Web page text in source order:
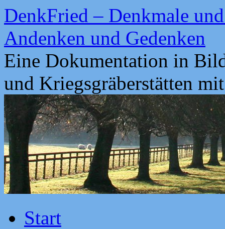
Zum
Inhalt
springen
DenkFried – Denkmale
Andenken und Gedenken
Eine Dokumentation in
und Kriegsgräberstätten
Start